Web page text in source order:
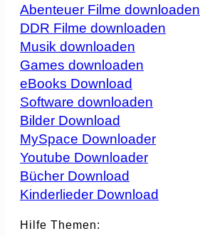
Abenteuer Filme downloaden
DDR Filme downloaden
Musik downloaden
Games downloaden
eBooks Download
Software downloaden
Bilder Download
MySpace Downloader
Youtube Downloader
Bücher Download
Kinderlieder Download
Hilfe Themen: